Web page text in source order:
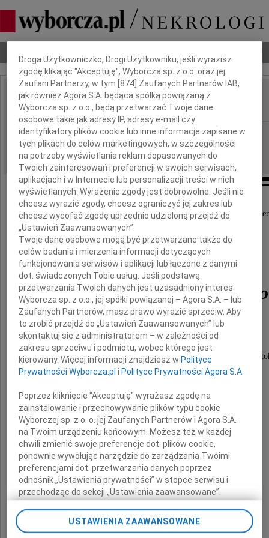
IMIĘ I NAZWISKO: Kazimierz Molski
REGION: Białystok
DATA EMISJI: 03.06.2011
Z głębokim żalem przyjęliśmy wiadomość o
dr. n. med.
Kazimierza Molskiego
Założyciela i pierwszego Ordynatora
Oddziału Ortopedyczno-Urazowego
Wojewódzkiego Szpitala Zespolonego w
wychowawcy wielu lekarzy.
Wyrazy współczucia
Rodzinie
przekazuje
grono byłych współpracowników
Dbamy o Twoją prywatność
Droga Użytkowniczko, Drogi Użytkowniku, jeśli wyrazisz
zgodę klikając "Akceptuję", Wyborcza sp. z o.o. oraz jej
Zaufani Partnerzy, w tym [874 ] Zaufanych Partnerów IAB,
jak również Agora S.A. będąca spółką powiązaną z
Wyborcza sp. z o.o., będą przetwarzać Twoje dane
osobowe takie jak adresy IP, adresy e-mail czy
identyfikatory plików cookie lub inne informacje zapisane w
tych plikach do celów marketingowych, w szczególności
na potrzeby wyświetlania reklam dopasowanych do
Twoich zainteresowań i preferencji w swoich serwisach,
aplikacjach i w Internecie lub personalizacji treści w nich
wyświetlanych. Wyrażenie zgody jest dobrowolne. Jeśli nie
chcesz wyrazić zgody, chcesz ograniczyć jej zakres lub
chcesz wycofać zgodę uprzednio udzieloną przejdź do
„Ustawień Zaawansowanych”.
Twoje dane osobowe mogą być przetwarzane także do
celów badania i mierzenia informacji dotyczących
funkcjonowania serwisów i aplikacji lub łączone z danymi
dot. świadczonych Tobie usług. Jeśli podstawą
przetwarzania Twoich danych jest uzasadniony interes
Wyborcza sp. z o.o., jej spółki powiązanej – Agora S.A. – lub
Zaufanych Partnerów, masz prawo wyrazić sprzeciw. Aby
to zrobić przejdź do „Ustawień Zaawansowanych” lub
skontaktuj się z administratorem – w zależności od
zakresu sprzeciwu i podmiotu, wobec którego jest
kierowany. Więcej informacji znajdziesz w Polityce
Prywatności Wyborcza.pl i Polityce Prywatności Agora S.A.
Poprzez kliknięcie "Akceptuję" wyrażasz zgodę na
zainstalowanie i przechowywanie plików typu cookie
Wyborczej sp. z o. o. jej Zaufanych Partnerów i Agora S.A.
na Twoim urządzeniu końcowym. Możesz też w każdej
chwili zmienić swoje preferencje dot. plików cookie,
ponownie wywołując narzędzie do zarządzania Twoimi
preferencjami dot. przetwarzania danych poprzez
odnośnik „Ustawienia prywatności” w stopce serwisu i
przechodząc do sekcji „Ustawienia zaawansowane”.
pomocą ustawień przeglądarki.
USTAWIENIA ZAAWANSOWANE